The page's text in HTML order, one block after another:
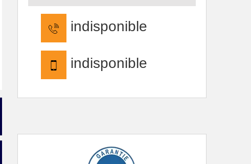
indisponible
indisponible